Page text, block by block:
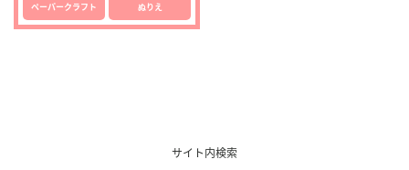
ペーパークラフト ぬりえ
サイト内検索